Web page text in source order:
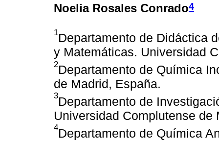
Noelia Rosales Conrado4
1Departamento de Didáctica
y Matemáticas. Universidad
2Departamento de Química
de Madrid, España.
3Departamento de
Universidad Complutense de
4Departamento de Química